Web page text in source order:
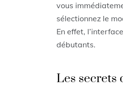
vous
sélectionnez le
En effet,
débutants.
Les secrets